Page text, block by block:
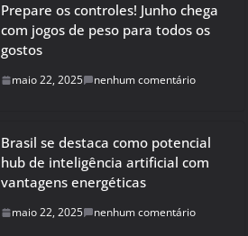
Prepare os controles! Junho chega
com jogos de peso para todos os
gostos
maio 22, 2025 nenhum comentário
Brasil se destaca como potencial
hub de inteligência artificial com
vantagens energéticas
maio 22, 2025 nenhum comentário